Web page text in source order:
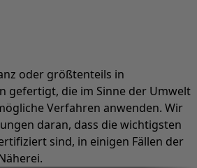
oder größtenteils in
gefertigt, die im Sinne der Umwelt
Verfahren anwenden. Wir
daran, dass die wichtigsten
sind, in einigen Fällen der